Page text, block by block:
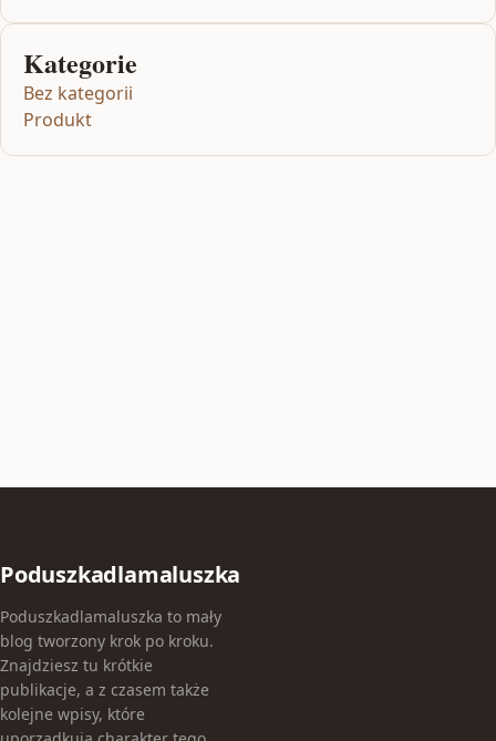
Kategorie
Bez kategorii
Produkt
Poduszkadlamaluszka
Poduszkadlamaluszka to mały
blog tworzony krok po kroku.
Znajdziesz tu krótkie
publikacje, a z czasem także
kolejne wpisy, które